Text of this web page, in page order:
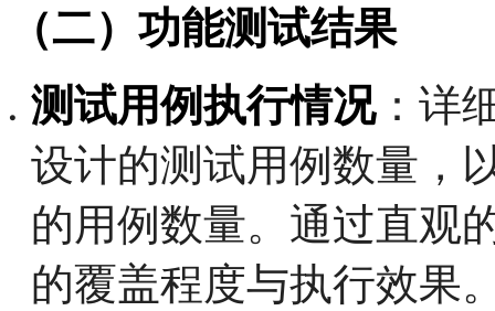
（二）功能测试结果
测试用例执行情况：详
设计的测试用例数量，
的用例数量。通过直观
的覆盖程度与执行效果